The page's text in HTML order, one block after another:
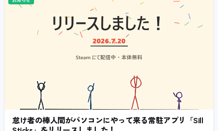
怠け者の棒人間がパソコンにやって来る常駐アプリ「Sill